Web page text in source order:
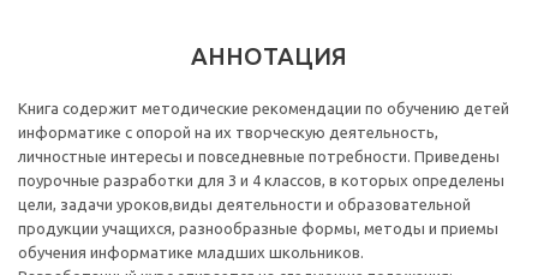
АННОТАЦИЯ
Книга содержит методические рекомендации по обучению детей
информатике с опорой на их творческую деятельность,
личностные интересы и повседневные потребности. Приведены
поурочные разработки для 3 и 4 классов, в которых определены
цели, задачи уроков,виды деятельности и образовательной
продукции учащихся, разнообразные формы, методы и приемы
обучения информатике младших школьников.